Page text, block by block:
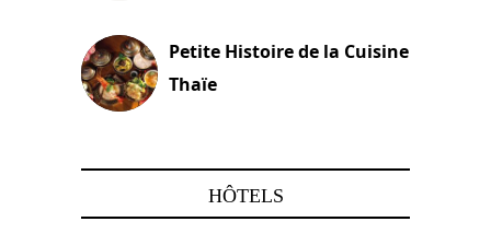
Petite Histoire de la Cuisine
Thaïe
HÔTELS